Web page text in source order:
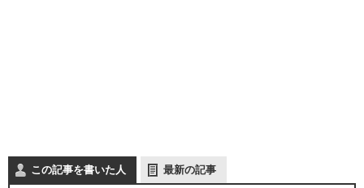
この記事を書いた人 最新の記事